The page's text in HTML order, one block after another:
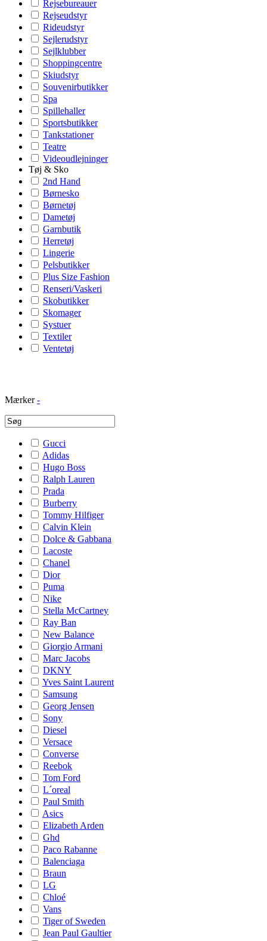
Rejsebureauer
Rejseudstyr
Rideudstyr
Sejlerudstyr
Sejlklubber
Shoppingcentre
Skiudstyr
Souvenirbutikker
Spa
Spillehaller
Sportsbutikker
Tankstationer
Teatre
Videoudlejninger
Tøj & Sko
2nd Hand
Børnesko
Børnetøj
Dametøj
Garnbutik
Herretøj
Lingerie
Pelsbutikker
Plus Size Fashion
Renseri/Vaskeri
Skobutikker
Skomager
Systuer
Textiler
Ventetøj
Mærker -
Gucci
Adidas
Hugo Boss
Ralph Lauren
Prada
Burberry
Tommy Hilfiger
Calvin Klein
Dolce & Gabbana
Lacoste
Chanel
Dior
Puma
Nike
Stella McCartney
Ray Ban
New Balance
Giorgio Armani
Marc Jacobs
DKNY
Yves Saint Laurent
Samsung
Georg Jensen
Sony
Diesel
Versace
Converse
Reebok
Tom Ford
L´oreal
Paul Smith
Asics
Elizabeth Arden
Ghd
Paco Rabanne
Balenciaga
Braun
LG
Chloé
Vans
Tiger of Sweden
Jean Paul Gaultier